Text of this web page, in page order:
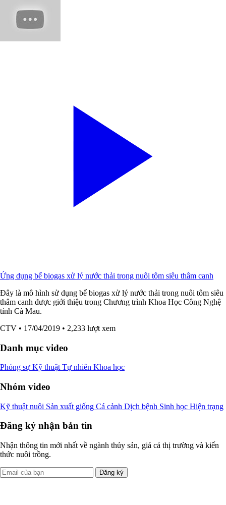
Ứng dụng bể biogas xử lý nước thải trong nuôi tôm siêu thâm canh
Đây là mô hình sử dụng bể biogas xử lý nước thải trong nuôi tôm siêu
thâm canh được giới thiệu trong Chương trình Khoa Học Công Nghệ
tỉnh Cà Mau.
CTV • 17/04/2019 • 2,233 lượt xem
Danh mục video
Phóng sự Kỹ thuật Tự nhiên Khoa học
Nhóm video
Kỹ thuật nuôi Sản xuất giống Cá cảnh Dịch bệnh Sinh học Hiện trạng
Đăng ký nhận bản tin
Nhận thông tin mới nhất về ngành thủy sản, giá cả thị trường và kiến
thức nuôi trồng.
Đăng ký